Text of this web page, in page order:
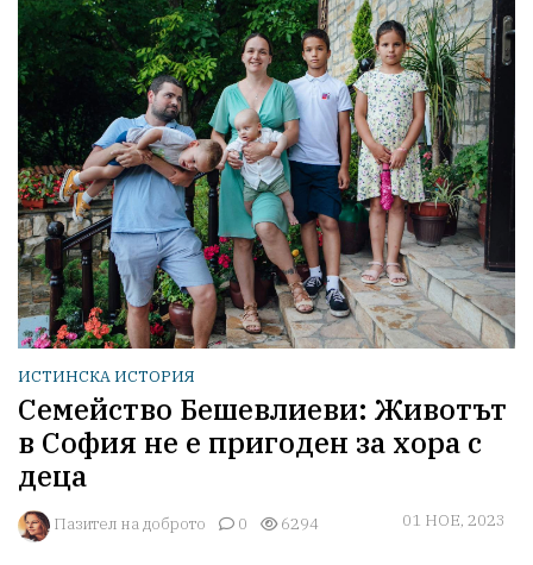
ИСТИНСКА ИСТОРИЯ
Семейство Бешевлиеви: Животът
в София не е пригоден за хора с
деца
Пазител на доброто 0 6294 01 НОЕ, 2023